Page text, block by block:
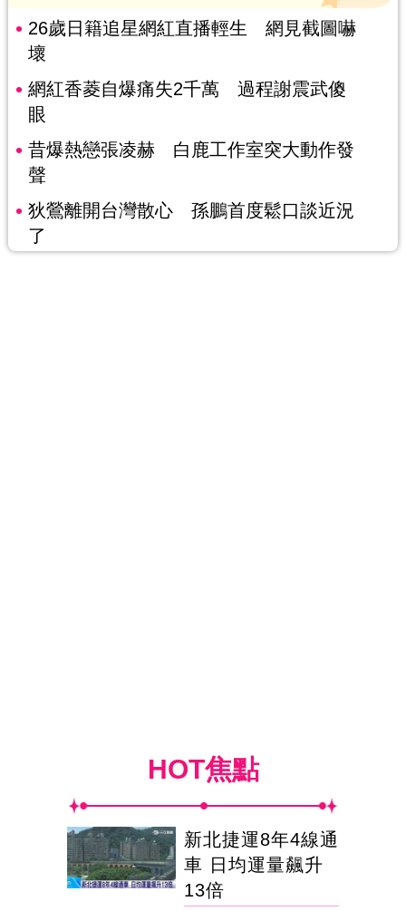
26歲日籍追星網紅直播輕生 網見截圖嚇
壞
網紅香菱自爆痛失2千萬 過程謝震武傻
眼
昔爆熱戀張凌赫 白鹿工作室突大動作發
聲
狄鶯離開台灣散心 孫鵬首度鬆口談近況
了
HOT焦點
新北捷運8年4線通
車 日均運量飆升
13倍